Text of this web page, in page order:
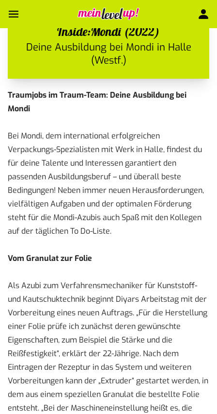
Inside:Mondi (2022)
Deine Ausbildung bei Mondi in Halle
(Westf.)
Traumjobs im Traum-Team: Deine Ausbildung bei
Mondi
Bei Mondi, dem international erfolgreichen
Verpackungs-Spezialisten mit Werk in Halle, findest du
für deine Talente und Interessen garantiert den
passenden Ausbildungsberuf – und überall beste
Bedingungen! Neben immer neuen Herausforderungen,
vielfältigen Aufgaben und der optimalen Förderung
steht für die Mondi-Azubis auch Spaß mit den Kollegen
auf der täglichen To Do-Liste.
Vom Granulat zur Folie
Als Azubi zum Verfahrensmechaniker für Kunststoff-
und Kautschuktechnik beginnt Diyars Arbeitstag mit der
Vorbereitung eines neuen Auftrags. „Für die Herstellung
einer Folie prüfe ich zunächst deren gewünschte
Eigenschaften, zum Beispiel die Stärke und die
Reißfestigkeit“, erklärt der 22-Jährige. Nach dem
Eintragen der Rezeptur in das System und weiteren
Vorbereitungen kann der „Extruder“ gestartet werden, in
dem aus einem speziellen Granulat die bestellte Folie
entsteht. „Bei der Maschineneinstellung heißt es, die